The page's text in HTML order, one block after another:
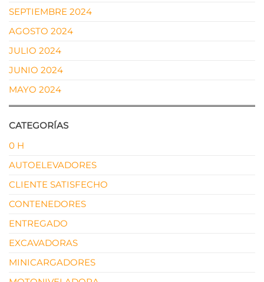
SEPTIEMBRE 2024
AGOSTO 2024
JULIO 2024
JUNIO 2024
MAYO 2024
CATEGORÍAS
0 H
AUTOELEVADORES
CLIENTE SATISFECHO
CONTENEDORES
ENTREGADO
EXCAVADORAS
MINICARGADORES